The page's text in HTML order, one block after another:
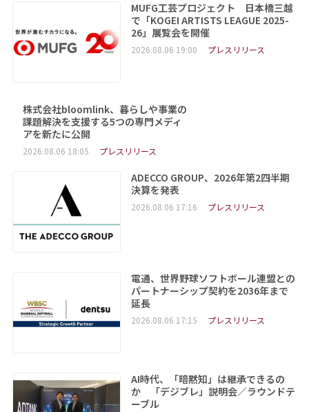
MUFG工芸プロジェクト 日本橋三越
で「KOGEI ARTISTS LEAGUE 2025-
26」展覧会を開催
2026.08.06 19:00 プレスリリース
株式会社bloomlink、暮らしや事業の
課題解決を支援する5つの専門メディ
アを新たに公開
2026.08.06 18:05 プレスリリース
ADECCO GROUP、2026年第2四半期
決算を発表
2026.08.06 17:16 プレスリリース
電通、世界野球ソフトボール連盟との
パートナーシップ契約を2036年まで
延長
2026.08.06 17:15 プレスリリース
AI時代、「暗黙知」は継承できるの
か 「デジブレ」説明会／ラウンドテ
ーブル